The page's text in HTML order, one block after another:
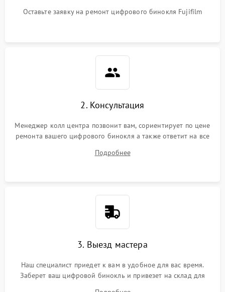
Оставьте заявку на ремонт цифрового бинокля Fujifilm
2. Консультация
Менеджер колл центра позвонит вам, сориентирует по цене
ремонта вашего цифрового бинокля а также ответит на все
Подробнее
3. Выезд мастера
Наш специалист приедет к вам в удобное для вас время.
Заберет ваш цифровой бинокль и привезет на склад для